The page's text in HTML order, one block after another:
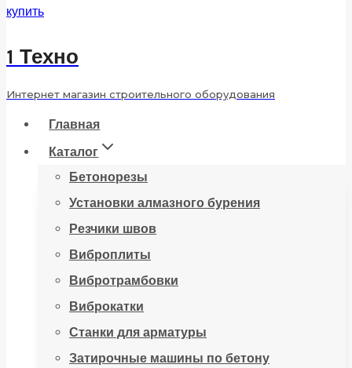
1 Техно
Интернет магазин строительного оборудования
Главная
Каталог
Бетонорезы
Установки алмазного бурения
Резчики швов
Виброплиты
Вибротрамбовки
Виброкатки
Станки для арматуры
Затирочные машины по бетону